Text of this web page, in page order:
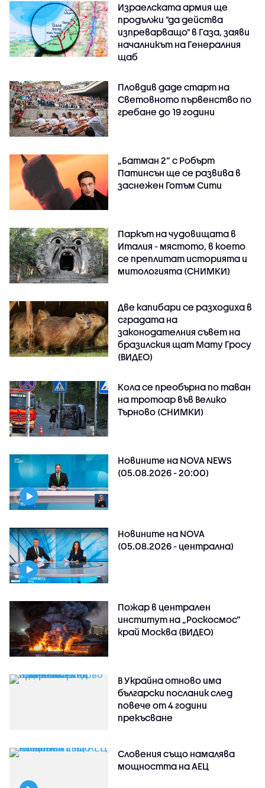
Израелската армия ще
продължи "да действа
изпреварващо" в Газа, заяви
началникът на Генералния
щаб
Пловдив даде старт на
Световното първенство по
гребане до 19 години
„Батман 2“ с Робърт
Патинсън ще се развива в
заснежен Готъм Сити
Паркът на чудовищата в
Италия - мястото, в което
се преплитат историята и
митологията (СНИМКИ)
Две капибари се разходиха в
сградата на
законодателния съвет на
бразилския щат Мату Гросу
(ВИДЕО)
Кола се преобърна по таван
на тротоар във Велико
Търново (СНИМКИ)
Новините на NOVA NEWS
(05.08.2026 - 20:00)
Новините на NOVA
(05.08.2026 - централна)
Пожар в централен
институт на „Роскосмос“
край Москва (ВИДЕО)
В Украйна отново има
български посланик след
повече от 4 години
прекъсване
Словения също намалява
мощността на АЕЦ